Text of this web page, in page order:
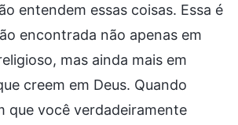
entendem essas coisas. Essa é
encontrada não apenas em
mas ainda mais em
creem em Deus. Quando
que você verdadeiramente